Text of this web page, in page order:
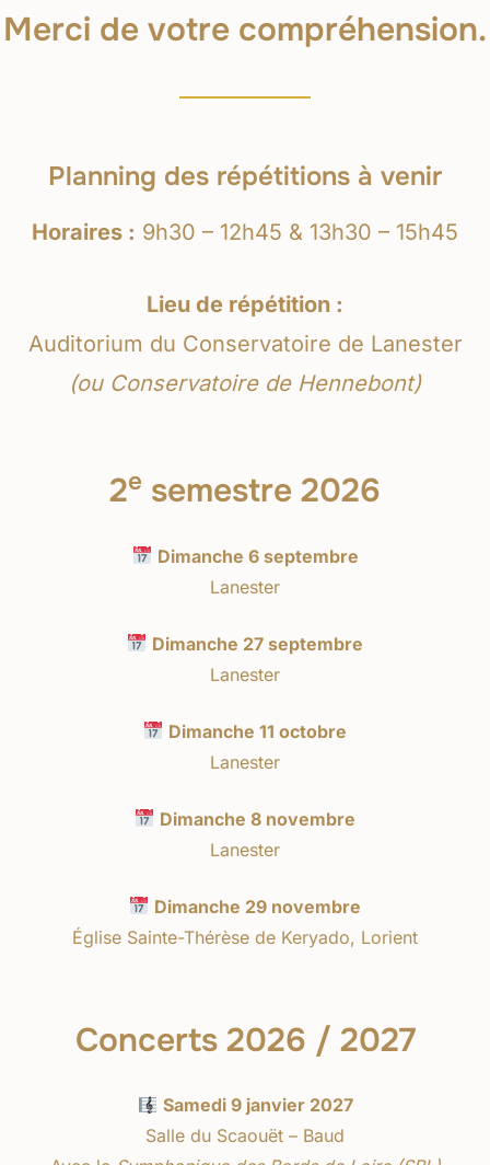
Merci de votre compréhension.
Planning des répétitions à venir
Horaires : 9h30 – 12h45 & 13h30 – 15h45
Lieu de répétition :
Auditorium du Conservatoire de Lanester
(ou Conservatoire de Hennebont)
2e semestre 2026
Dimanche 6 septembre
Lanester
Dimanche 27 septembre
Lanester
Dimanche 11 octobre
Lanester
Dimanche 8 novembre
Lanester
Dimanche 29 novembre
Église Sainte-Thérèse de Keryado, Lorient
Concerts 2026 / 2027
Samedi 9 janvier 2027
Salle du Scaouët – Baud